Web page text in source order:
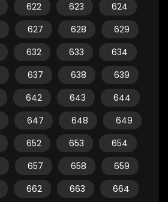
622 623
624
627 628
629
632 633
634
637 638
639
642 643
644
647 648
649
652 653
654
657 658
659
662 663
664